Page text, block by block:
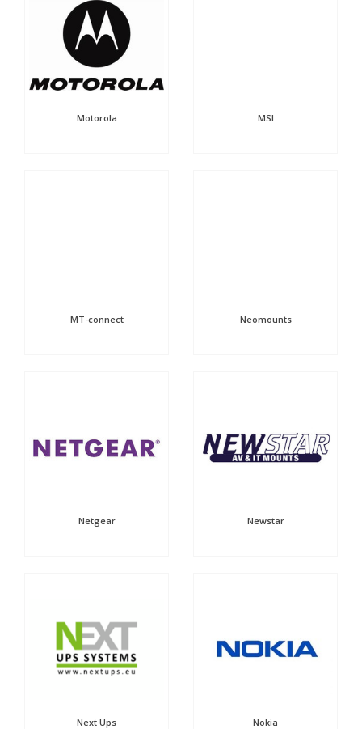
Motorola MSI
MT-connect Neomounts
Netgear Newstar
Next Ups Nokia